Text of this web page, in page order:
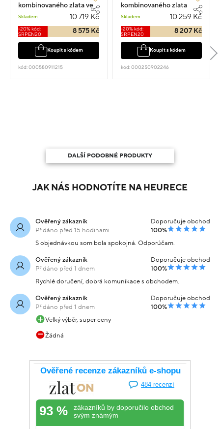
kombinovaného zlata ve
Skladem 10 719 Kč
-20% kód:
SRPEN20
8 575 Kč
Koupit s kódem
kód: 000580911215
kombinovaného zlata
kapka 4cm 2.25g
Skladem 10 259 Kč
-20% kód:
SRPEN20
8 207 Kč
Koupit s kódem
kód: 000250902246
DALŠÍ PODOBNÉ PRODUKTY
JAK NÁS HODNOTÍTE NA HEURECE
Ověřený zákazník
Přidáno před 15 hodinami
Doporučuje obchod
100%
S objednávkou som bola spokojná. Odporúčam.
Ověřený zákazník
Přidáno před 1 dnem
Doporučuje obchod
100%
Rychlé doručení, dobrá komunikace s obchodem.
Ověřený zákazník
Přidáno před 1 dnem
Doporučuje obchod
100%
Velký výběr, super ceny
Žádná